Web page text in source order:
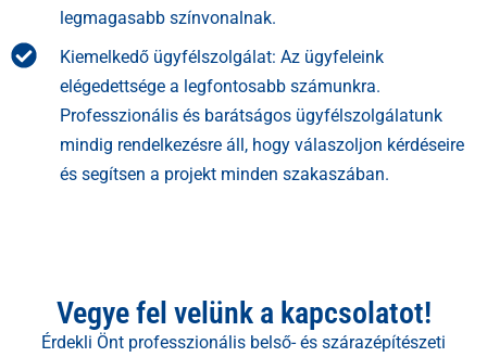
legmagasabb színvonalnak.
Kiemelkedő ügyfélszolgálat: Az ügyfeleink
elégedettsége a legfontosabb számunkra.
Professzionális és barátságos ügyfélszolgálatunk
mindig rendelkezésre áll, hogy válaszoljon kérdéseire
és segítsen a projekt minden szakaszában.
Vegye fel velünk a kapcsolatot!
Érdekli Önt professzionális belső- és szárazépítészeti